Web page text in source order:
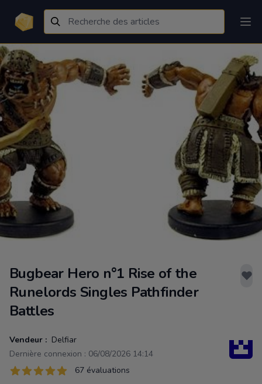
Bugbear Hero n°1 Rise of the
Runelords Singles Pathfinder
Battles
Vendeur : Delfiar
Dernière connexion : 06/08/2026 14:14
Évaluations
67 sur 5 étoiles 67 évaluations